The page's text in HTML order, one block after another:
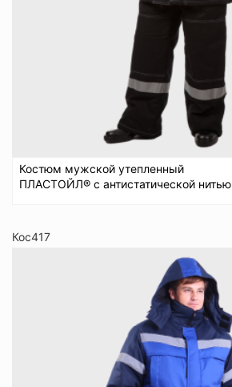
Костюм мужской утепленный
ПЛАСТОЙЛ® с антистатической нитью
Кос417